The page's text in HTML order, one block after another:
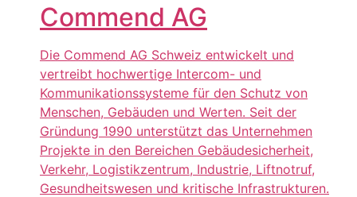
Commend AG
Die Commend AG Schweiz entwickelt und
vertreibt hochwertige Intercom- und
Kommunikationssysteme für den Schutz von
Menschen, Gebäuden und Werten. Seit der
Gründung 1990 unterstützt das Unternehmen
Projekte in den Bereichen Gebäudesicherheit,
Verkehr, Logistikzentrum, Industrie, Liftnotruf,
Gesundheitswesen und kritische Infrastrukturen.